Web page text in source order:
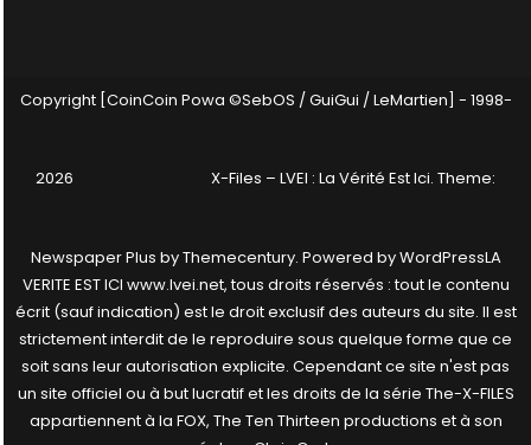
Copyright [CoinCoin Powa ©SebOS / GuiGui / LeMartien] - 1998-
2026 X-Files – LVEI : La Vérité Est Ici. Theme:
Newspaper Plus byThemecentury. Powered byWordPressLA
VERITE EST ICI www.lvei.net, tous droits réservés : tout le contenu
écrit (sauf indication) est le droit exclusif des auteurs du site. Il est
strictement interdit de le reproduire sous quelque forme que ce
soit sans leur autorisation explicite. Cependant ce site n'est pas
un site officiel ou à but lucratif et les droits de la série The-X-FILES
appartiennent à la FOX, The Ten Thirteen productions et à son